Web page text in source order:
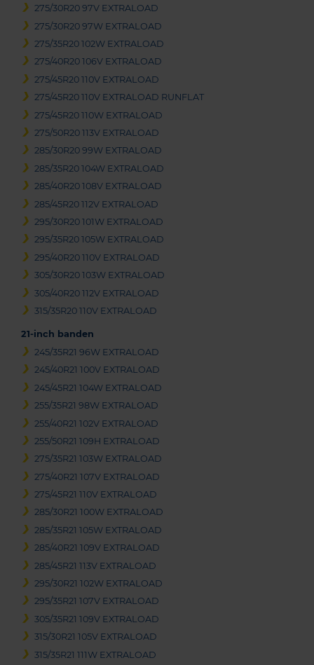
275/30R20 97V EXTRALOAD
275/30R20 97W EXTRALOAD
275/35R20 102W EXTRALOAD
275/40R20 106V EXTRALOAD
275/45R20 110V EXTRALOAD
275/45R20 110V EXTRALOAD RUNFLAT
275/45R20 110W EXTRALOAD
275/50R20 113V EXTRALOAD
285/30R20 99W EXTRALOAD
285/35R20 104W EXTRALOAD
285/40R20 108V EXTRALOAD
285/45R20 112V EXTRALOAD
295/30R20 101W EXTRALOAD
295/35R20 105W EXTRALOAD
295/40R20 110V EXTRALOAD
305/30R20 103W EXTRALOAD
305/40R20 112V EXTRALOAD
315/35R20 110V EXTRALOAD
21-inch banden
245/35R21 96W EXTRALOAD
245/40R21 100V EXTRALOAD
245/45R21 104W EXTRALOAD
255/35R21 98W EXTRALOAD
255/40R21 102V EXTRALOAD
255/50R21 109H EXTRALOAD
275/35R21 103W EXTRALOAD
275/40R21 107V EXTRALOAD
275/45R21 110V EXTRALOAD
285/30R21 100W EXTRALOAD
285/35R21 105W EXTRALOAD
285/40R21 109V EXTRALOAD
285/45R21 113V EXTRALOAD
295/30R21 102W EXTRALOAD
295/35R21 107V EXTRALOAD
305/35R21 109V EXTRALOAD
315/30R21 105V EXTRALOAD
315/35R21 111W EXTRALOAD